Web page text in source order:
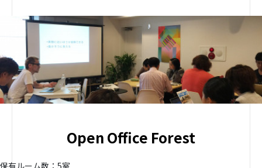
Open Office Forest
保有ルーム数：5室